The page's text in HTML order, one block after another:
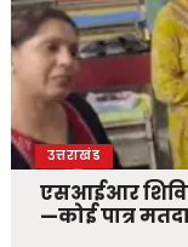
उत्तराखंड
एसआईआर
—कोई पात्र